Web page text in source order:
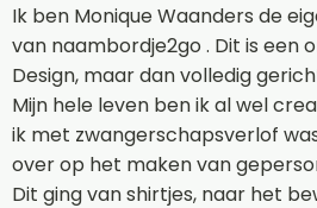
Ik ben Monique Waanders de
van naambordje2go . Dit is een
Design, maar dan volledig
Mijn hele leven ben ik al wel
ik met zwangerschapsverlof
over op het maken van
Dit ging van shirtjes, naar het